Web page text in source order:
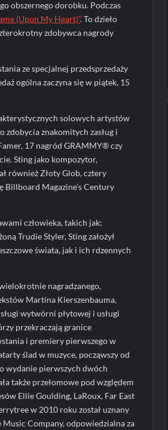
obszernego dorobku. Podczas
(Upon My Heart)”. To dzieło
zdobywca nagrody
ze specjalnej przedsprzedaży
ogólna zaczyna się w piątek, 15
solowych artystów
zdobycia znakomitych zasług i
17 nagród GRAMMY® czy
Sting jako kompozytor,
również Złoty Glob, cztery
Billboard Magazine’s Century
człowieka, takich jak:
Trudie Styler, Sting założył
świata, jak i ich rdzennych
nagradzanego,
Martína Kierszenbauma,
wytwórni płytowej i usługi
przekraczają granice
i premiery pierwszego w
ślad w muzyce, począwszy od
wydanie pierwszych dwóch
także przełomowe pod względem
Ellie Goulding, LaRoux, Far East
w 2010 roku został uznany
Company, odpowiedzialna za